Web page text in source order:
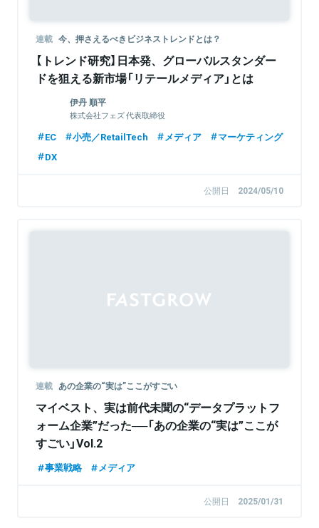
連載 今、押さえるべきビジネストレンドとは？
【トレンド研究】日本発、グローバルスタンダー
ドを狙える新市場「リテールメディア」とは
伊丹 順平
株式会社フェズ 代表取締役
EC 小売／RetailTech メディア
マーケティング
DX
公開日 2024/05/10
連載 あの企業の“実は”ここがすごい
マイベスト、実は前代未聞の“データプラットフ
ォーム企業”だった──「あの企業の“実は”ここが
すごい」Vol.2
事業戦略 メディア
公開日 2025/01/31